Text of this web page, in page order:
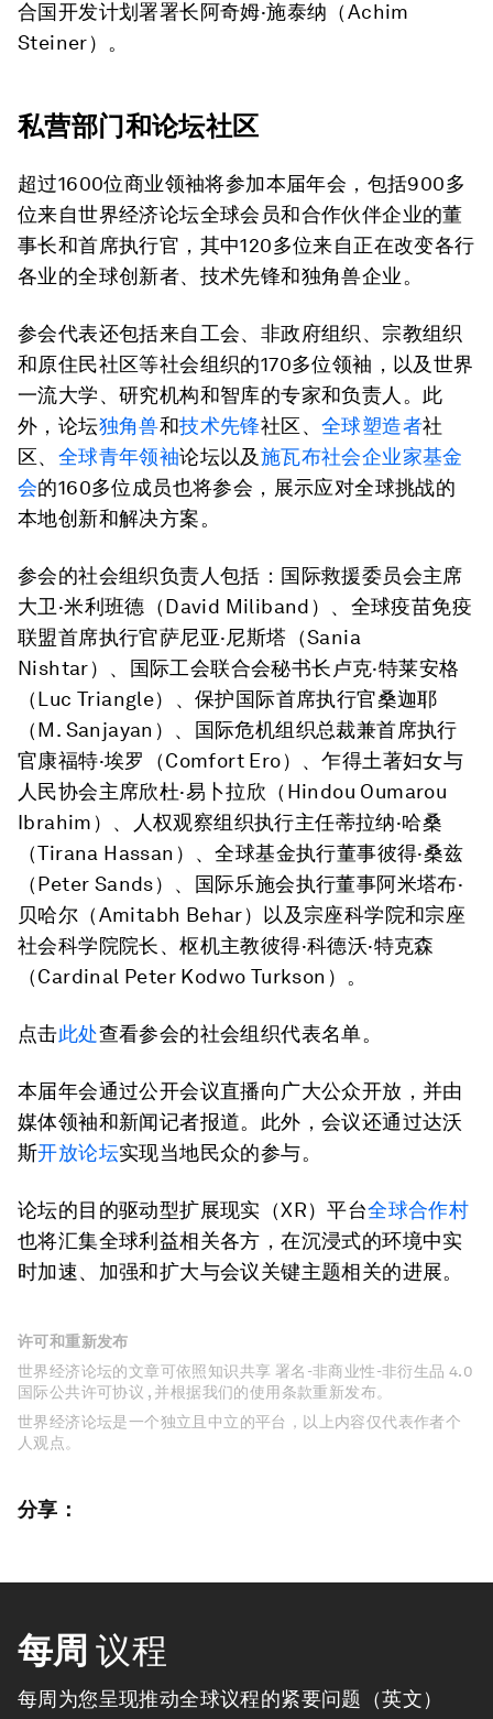
合国开发计划署署长阿奇姆·施泰纳 （Achim
Steiner）。
私营部门和论坛社区
超过1600位商业领袖将参加本届年会，包括900多
位来自世界经济论坛全球会员和合作伙伴企业的董
事长和首席执行官，其中120多位来自正在改变各行
各业的全球创新者、技术先锋和独角兽企业。
参会代表还包括来自工会、非政府组织、宗教组织
和原住民社区等社会组织的170多位领袖，以及世界
一流大学、研究机构和智库的专家和负责人。此
外，论坛独角兽和技术先锋社区、全球塑造者社
区、 全球青年领袖论坛以及施瓦布社会企业家基金
会的160多位成员也将参会，展示应对全球挑战的
本地创新和解决方案。
参会的社会组织负责人包括：国际救援委员会主席
大卫·米利班德 （David Miliband ）、全球疫苗免疫
联盟首席执行官萨尼亚·尼斯塔 （Sania
Nishtar）、国际工会联合会秘书长 卢克·特莱安格
（Luc Triangle）、保护国际首席执行官桑迦耶
（M. Sanjayan ）、国际危机组织总裁兼首席执行
官康福特·埃罗 （Comfort Ero）、乍得土著妇女与
人民协会主席欣杜·易卜拉欣 （ Hindou Oumarou
Ibrahim ）、人权观察组织执行主任蒂拉纳·哈桑
（Tirana Hassan ）、全球基金执行董事彼得·桑兹
（Peter Sands）、国际乐施会执行董事阿米塔布·
贝哈尔 （Amitabh Behar）以及宗座科学院和宗座
社会科学院院长、枢机主教彼得·科德沃·特克森
（Cardinal Peter Kodwo Turkson ）。
点击此处查看参会的社会组织代表名单。
本届年会通过公开会议直播向广大公众开放，并由
媒体领袖和新闻记者报道。此外，会议还通过达沃
斯开放论坛实现当地民众的参与。
论坛的目的驱动型扩展现实（XR）平台全球合作村
也将汇集全球利益相关各方，在沉浸式的环境中实
时加速、加强和扩大与会议关键主题相关的进展。
许可和重新发布
世界经济论坛的文章可依照知识共享 署名-非商业性-非衍生品 4.0
国际公共许可协议 , 并根据我们的使用条款重新发布。
世界经济论坛是一个独立且中立的平台，以上内容仅代表作者个
人观点。
分享：
每周 议程
每周为您呈现推动全球议程的紧要问题（英文）